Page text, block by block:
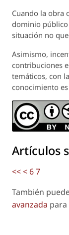
Cuando la obra
dominio público
situación no
Asimismo,
contribuciones
temáticos, con
conocimiento
Artículos
<<<67
También
avanzada